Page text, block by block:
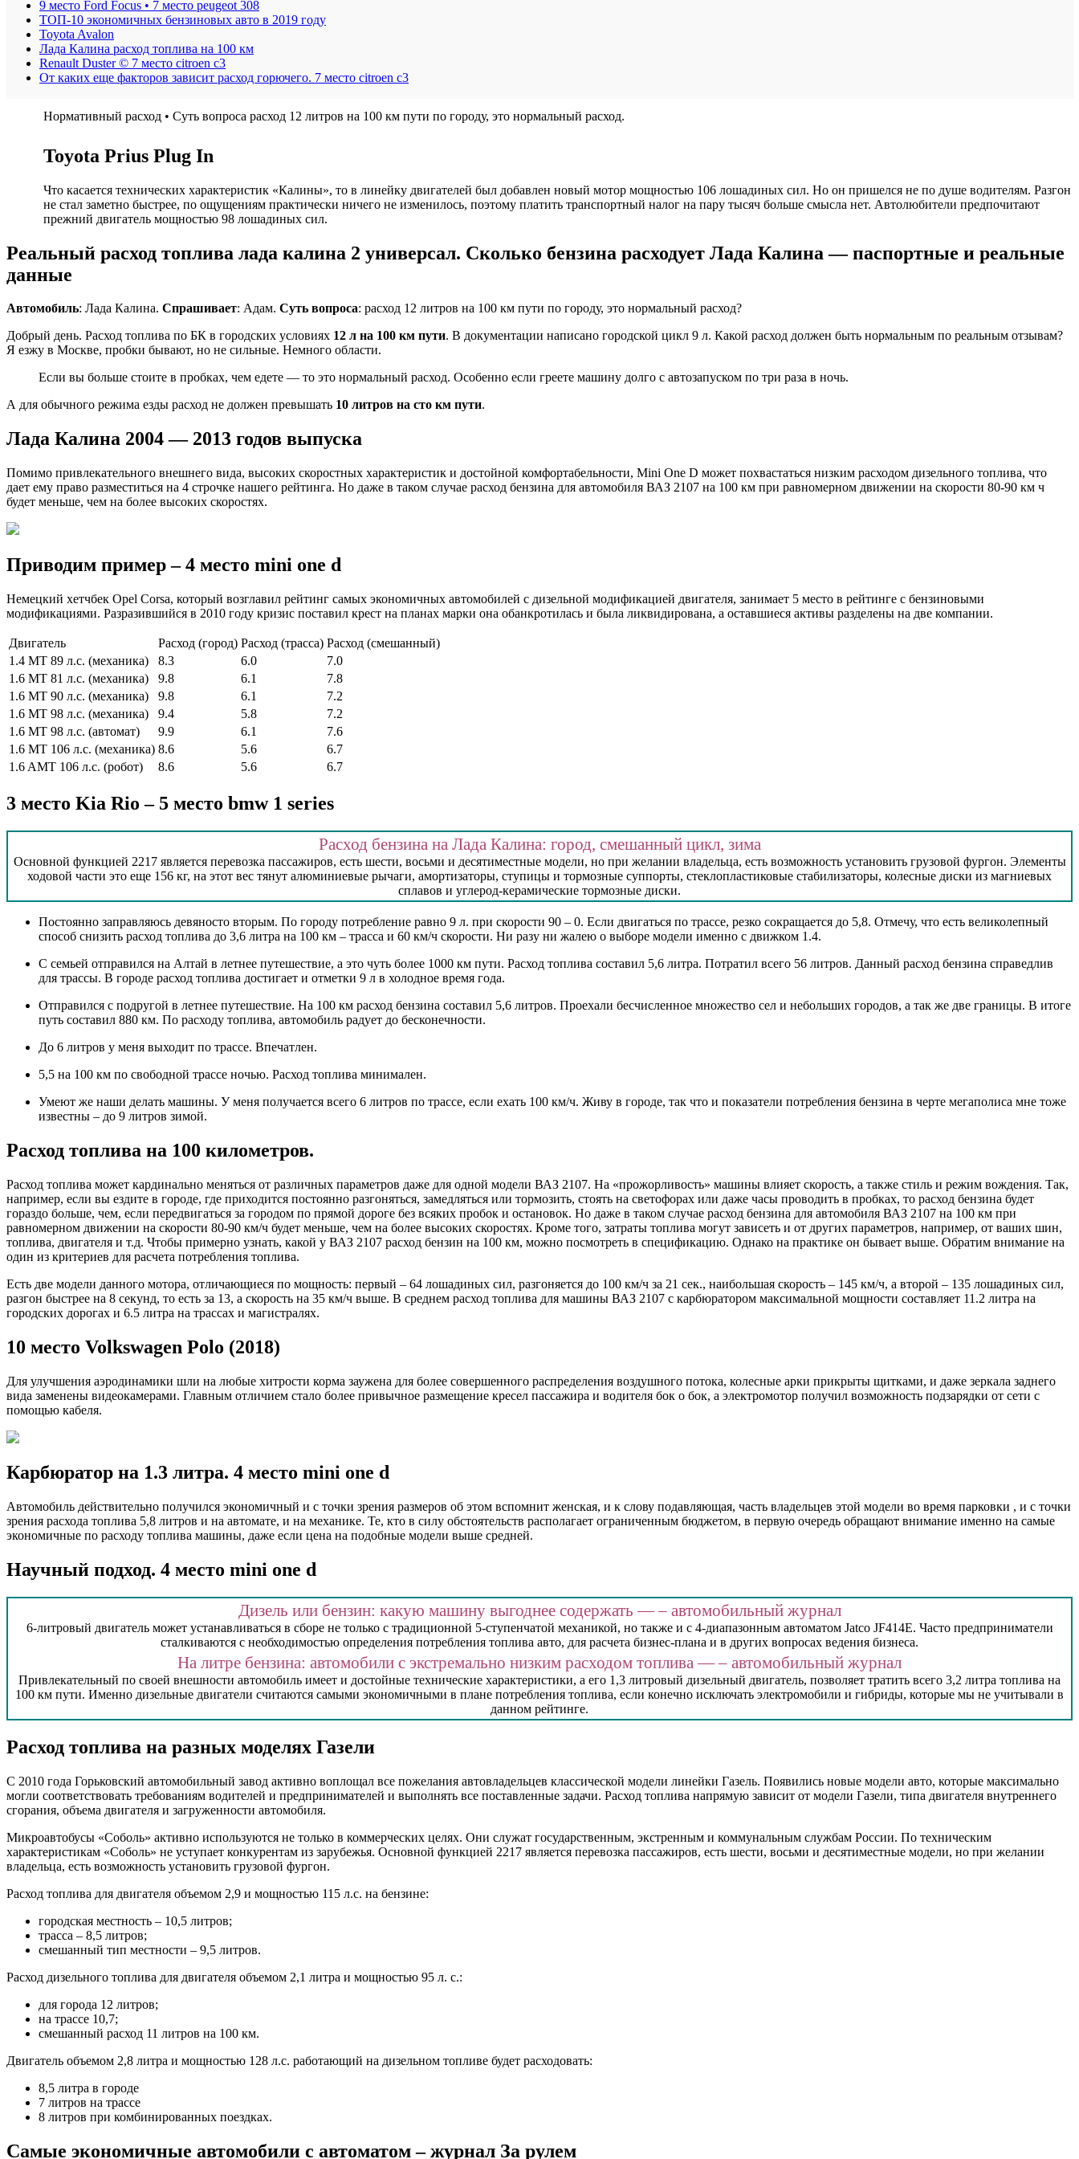
9 место Ford Focus • 7 место peugeot 308
ТОП-10 экономичных бензиновых авто в 2019 году
Toyota Avalon
Лада Калина расход топлива на 100 км
Renault Duster © 7 место citroen c3
От каких еще факторов зависит расход горючего. 7 место citroen c3
Нормативный расход • Суть вопроса расход 12 литров на 100 км пути по городу, это нормальный расход.
Toyota Prius Plug In
Что касается технических характеристик «Калины», то в линейку двигателей был добавлен новый мотор мощностью 106 лошадиных сил. Но он пришелся не по душе водителям. Разгон
не стал заметно быстрее, по ощущениям практически ничего не изменилось, поэтому платить транспортный налог на пару тысяч больше смысла нет. Автолюбители предпочитают
прежний двигатель мощностью 98 лошадиных сил.
Реальный расход топлива лада калина 2 универсал. Сколько бензина расходует Лада Калина — паспортные и реальные
данные
Автомобиль: Лада Калина. Спрашивает: Адам. Суть вопроса: расход 12 литров на 100 км пути по городу, это нормальный расход?
Добрый день. Расход топлива по БК в городских условиях 12 л на 100 км пути. В документации написано городской цикл 9 л. Какой расход должен быть нормальным по реальным отзывам?
Я езжу в Москве, пробки бывают, но не сильные. Немного области.
Если вы больше стоите в пробках, чем едете — то это нормальный расход. Особенно если греете машину долго с автозапуском по три раза в ночь.
А для обычного режима езды расход не должен превышать 10 литров на сто км пути.
Лада Калина 2004 — 2013 годов выпуска
Помимо привлекательного внешнего вида, высоких скоростных характеристик и достойной комфортабельности, Mini One D может похвастаться низким расходом дизельного топлива, что
дает ему право разместиться на 4 строчке нашего рейтинга. Но даже в таком случае расход бензина для автомобиля ВАЗ 2107 на 100 км при равномерном движении на скорости 80-90 км ч
будет меньше, чем на более высоких скоростях.
Приводим пример – 4 место mini one d
Немецкий хетчбек Opel Corsa, который возглавил рейтинг самых экономичных автомобилей с дизельной модификацией двигателя, занимает 5 место в рейтинге с бензиновыми
модификациями. Разразившийся в 2010 году кризис поставил крест на планах марки она обанкротилась и была ликвидирована, а оставшиеся активы разделены на две компании.
Двигатель Расход (город) Расход (трасса) Расход (смешанный)
1.4 MT 89 л.с. (механика)
8.3 6.0
7.0
1.6 MT 81 л.с. (механика)
9.8 6.1
7.8
1.6 MT 90 л.с. (механика)
9.8 6.1
7.2
1.6 MT 98 л.с. (механика)
9.4 5.8
7.2
1.6 MT 98 л.с. (автомат)
9.9 6.1
7.6
1.6 MT 106 л.с. (механика) 8.6 5.6
6.7
1.6 AMT 106 л.с. (робот)
8.6 5.6 6.7
3 место Kia Rio – 5 место bmw 1 series
Расход бензина на Лада Калина: город, смешанный цикл, зима
Основной функцией 2217 является перевозка пассажиров, есть шести, восьми и десятиместные модели, но при желании владельца, есть возможность установить грузовой фургон. Элементы
ходовой части это еще 156 кг, на этот вес тянут алюминиевые рычаги, амортизаторы, ступицы и тормозные суппорты, стеклопластиковые стабилизаторы, колесные диски из магниевых
сплавов и углерод-керамические тормозные диски.
Постоянно заправляюсь девяносто вторым. По городу потребление равно 9 л. при скорости 90 – 0. Если двигаться по трассе, резко сокращается до 5,8. Отмечу, что есть великолепный
способ снизить расход топлива до 3,6 литра на 100 км – трасса и 60 км/ч скорости. Ни разу ни жалею о выборе модели именно с движком 1.4.
С семьей отправился на Алтай в летнее путешествие, а это чуть более 1000 км пути. Расход топлива составил 5,6 литра. Потратил всего 56 литров. Данный расход бензина справедлив
для трассы. В городе расход топлива достигает и отметки 9 л в холодное время года.
Отправился с подругой в летнее путешествие. На 100 км расход бензина составил 5,6 литров. Проехали бесчисленное множество сел и небольших городов, а так же две границы. В итоге
путь составил 880 км. По расходу топлива, автомобиль радует до бесконечности.
До 6 литров у меня выходит по трассе. Впечатлен.
5,5 на 100 км по свободной трассе ночью. Расход топлива минимален.
Умеют же наши делать машины. У меня получается всего 6 литров по трассе, если ехать 100 км/ч. Живу в городе, так что и показатели потребления бензина в черте мегаполиса мне тоже
известны – до 9 литров зимой.
Расход топлива на 100 километров.
Расход топлива может кардинально меняться от различных параметров даже для одной модели ВАЗ 2107. На «прожорливость» машины влияет скорость, а также стиль и режим вождения. Так,
например, если вы ездите в городе, где приходится постоянно разгоняться, замедляться или тормозить, стоять на светофорах или даже часы проводить в пробках, то расход бензина будет
гораздо больше, чем, если передвигаться за городом по прямой дороге без всяких пробок и остановок. Но даже в таком случае расход бензина для автомобиля ВАЗ 2107 на 100 км при
равномерном движении на скорости 80-90 км/ч будет меньше, чем на более высоких скоростях. Кроме того, затраты топлива могут зависеть и от других параметров, например, от ваших шин,
топлива, двигателя и т.д. Чтобы примерно узнать, какой у ВАЗ 2107 расход бензин на 100 км, можно посмотреть в спецификацию. Однако на практике он бывает выше. Обратим внимание на
один из критериев для расчета потребления топлива.
Есть две модели данного мотора, отличающиеся по мощность: первый – 64 лошадиных сил, разгоняется до 100 км/ч за 21 сек., наибольшая скорость – 145 км/ч, а второй – 135 лошадиных сил,
разгон быстрее на 8 секунд, то есть за 13, а скорость на 35 км/ч выше. В среднем расход топлива для машины ВАЗ 2107 с карбюратором максимальной мощности составляет 11.2 литра на
городских дорогах и 6.5 литра на трассах и магистралях.
10 место Volkswagen Polo (2018)
Для улучшения аэродинамики шли на любые хитрости корма заужена для более совершенного распределения воздушного потока, колесные арки прикрыты щитками, и даже зеркала заднего
вида заменены видеокамерами. Главным отличием стало более привычное размещение кресел пассажира и водителя бок о бок, а электромотор получил возможность подзарядки от сети с
помощью кабеля.
Карбюратор на 1.3 литра. 4 место mini one d
Автомобиль действительно получился экономичный и с точки зрения размеров об этом вспомнит женская, и к слову подавляющая, часть владельцев этой модели во время парковки , и с точки
зрения расхода топлива 5,8 литров и на автомате, и на механике. Те, кто в силу обстоятельств располагает ограниченным бюджетом, в первую очередь обращают внимание именно на самые
экономичные по расходу топлива машины, даже если цена на подобные модели выше средней.
Научный подход. 4 место mini one d
Дизель или бензин: какую машину выгоднее содержать — – автомобильный журнал
6-литровый двигатель может устанавливаться в сборе не только с традиционной 5-ступенчатой механикой, но также и с 4-диапазонным автоматом Jatco JF414E. Часто предприниматели
сталкиваются с необходимостью определения потребления топлива авто, для расчета бизнес-плана и в других вопросах ведения бизнеса.
На литре бензина: автомобили с экстремально низким расходом топлива — – автомобильный журнал
Привлекательный по своей внешности автомобиль имеет и достойные технические характеристики, а его 1,3 литровый дизельный двигатель, позволяет тратить всего 3,2 литра топлива на
100 км пути. Именно дизельные двигатели считаются самыми экономичными в плане потребления топлива, если конечно исключать электромобили и гибриды, которые мы не учитывали в
данном рейтинге.
Расход топлива на разных моделях Газели
С 2010 года Горьковский автомобильный завод активно воплощал все пожелания автовладельцев классической модели линейки Газель. Появились новые модели авто, которые максимально
могли соответствовать требованиям водителей и предпринимателей и выполнять все поставленные задачи. Расход топлива напрямую зависит от модели Газели, типа двигателя внутреннего
сгорания, объема двигателя и загруженности автомобиля.
Микроавтобусы «Соболь» активно используются не только в коммерческих целях. Они служат государственным, экстренным и коммунальным службам России. По техническим
характеристикам «Соболь» не уступает конкурентам из зарубежья. Основной функцией 2217 является перевозка пассажиров, есть шести, восьми и десятиместные модели, но при желании
владельца, есть возможность установить грузовой фургон.
Расход топлива для двигателя объемом 2,9 и мощностью 115 л.с. на бензине:
городская местность – 10,5 литров;
трасса – 8,5 литров;
смешанный тип местности – 9,5 литров.
Расход дизельного топлива для двигателя объемом 2,1 литра и мощностью 95 л. с.:
для города 12 литров;
на трассе 10,7;
смешанный расход 11 литров на 100 км.
Двигатель объемом 2,8 литра и мощностью 128 л.с. работающий на дизельном топливе будет расходовать:
8,5 литра в городе
7 литров на трассе
8 литров при комбинированных поездках.
Самые экономичные автомобили с автоматом – журнал За рулем